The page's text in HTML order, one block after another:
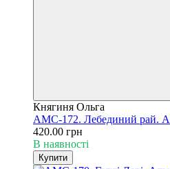
Княгиня Ольга
АМС-172. Лебединий рай.
420.00 грн
В наявності
Купити